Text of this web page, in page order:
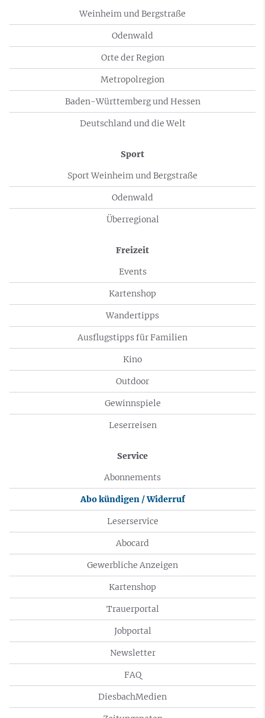
Weinheim und Bergstraße
Odenwald
Orte der Region
Metropolregion
Baden-Württemberg und Hessen
Deutschland und die Welt
Sport
Sport Weinheim und Bergstraße
Odenwald
Überregional
Freizeit
Events
Kartenshop
Wandertipps
Ausflugstipps für Familien
Kino
Outdoor
Gewinnspiele
Leserreisen
Service
Abonnements
Abo kündigen / Widerruf
Leserservice
Abocard
Gewerbliche Anzeigen
Kartenshop
Trauerportal
Jobportal
Newsletter
FAQ
DiesbachMedien